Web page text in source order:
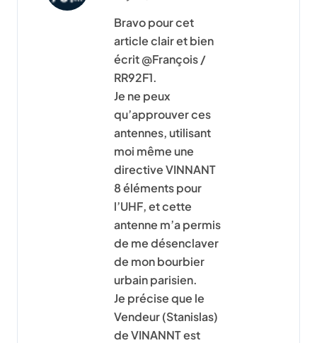
Bravo pour cet
article clair et bien
écrit @François /
RR92F1.
Je ne peux
qu’approuver ces
antennes, utilisant
moi même une
directive VINNANT
8 éléments pour
l’UHF, et cette
antenne m’a permis
de me désenclaver
de mon bourbier
urbain parisien.
Je précise que le
Vendeur (Stanislas)
de VINANNT est